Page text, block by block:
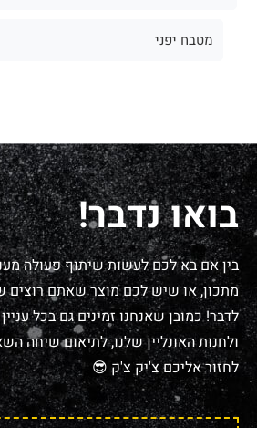
מטבח יפני
בואו נדבר!
בין אם בא לכם לעשות שיתוף פעולה
מתכון, או שיש לכם מוצר שאתם
לדבר! כמובן שאנחנו זמינים גם בכל
ולחנות האונליין שלנו, לתיאום שיחה
לחזור אליכם צ'יק צ'ק 😎